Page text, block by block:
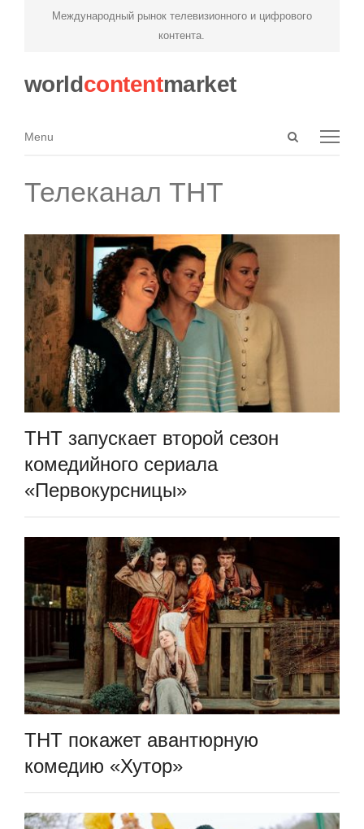
Международный рынок телевизионного и цифрового
контента.
worldcontentmarket
Open
Menu
Menu
Телеканал ТНТ
ТНТ запускает второй сезон
комедийного сериала
«Первокурсницы»
ТНТ покажет авантюрную
комедию «Хутор»